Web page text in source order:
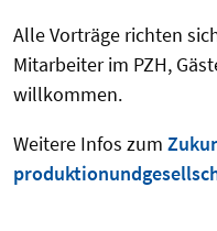
Alle Vorträge richten
Mitarbeiter im PZH,
willkommen.
Weitere Infos zum